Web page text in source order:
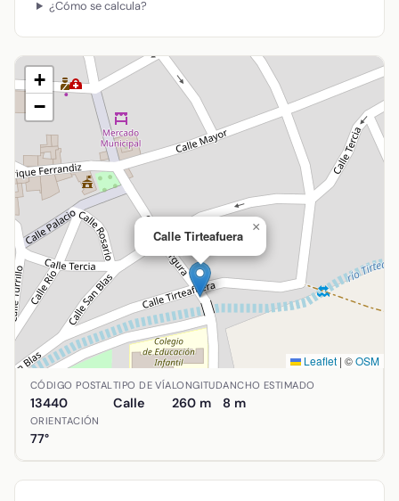
¿Cómo se calcula?
Calle Tirteafuera
×
+
−
Leaflet | ©OSM
Ubicación de Calle Tirteafuera en Argamasilla de
CÓDIGO POSTAL
13440
TIPO DE VÍA
Calle
LONGITUD
260 m
ANCHO ESTIMADO
8 m
ORIENTACIÓN
77°